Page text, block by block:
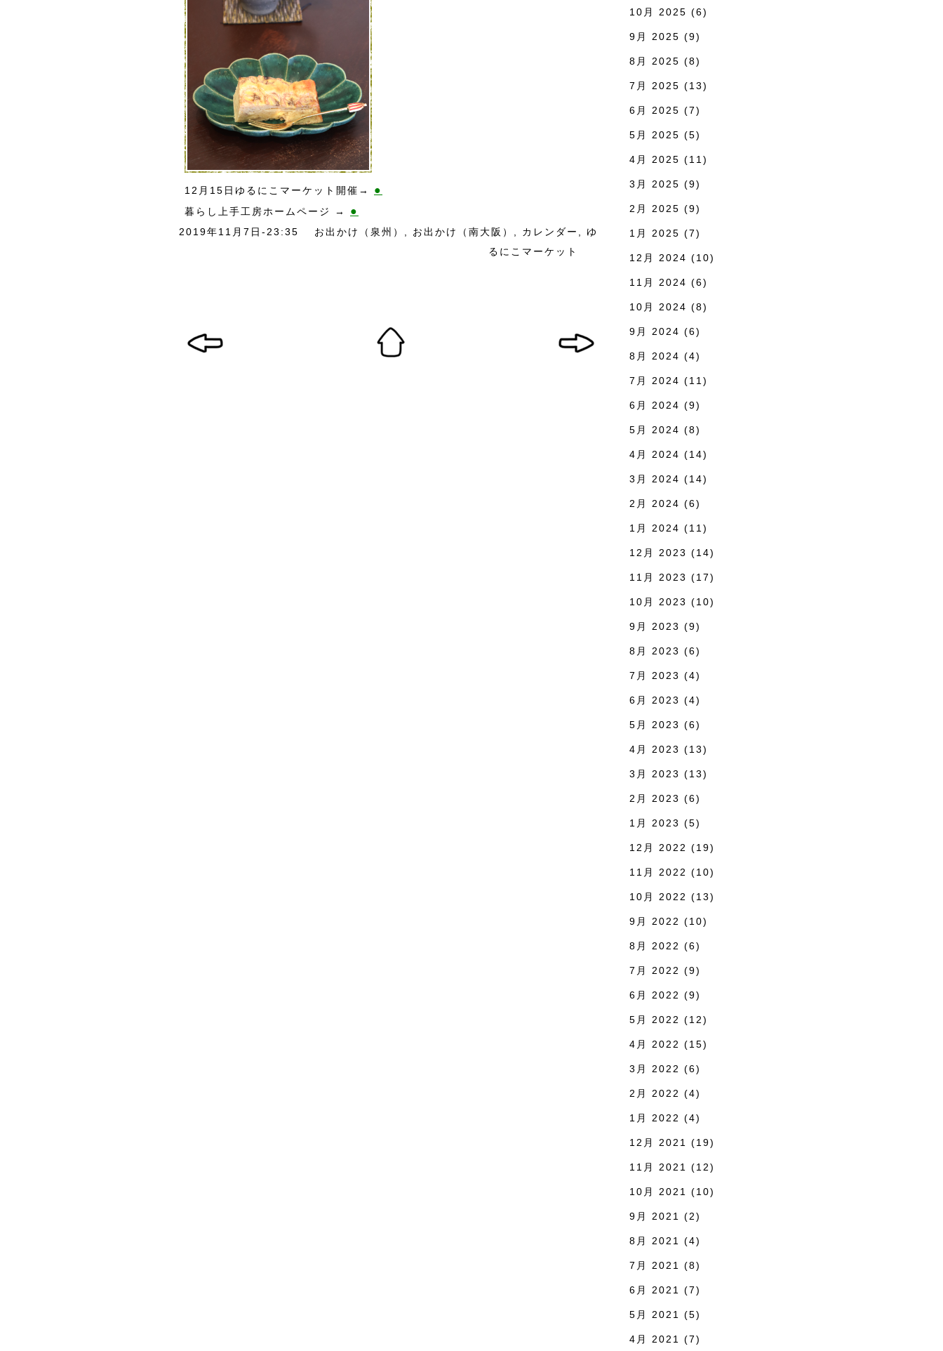
12月15日ゆるにこマーケット開催→ ●
暮らし上手工房ホームページ → ●
2019年11月7日-23:35 お出かけ（泉州） お出かけ（南大阪） カレンダー
ゆ
るにこマーケット
10月 2025 (6)
9月 2025 (9)
8月 2025 (8)
7月 2025 (13)
6月 2025 (7)
5月 2025 (5)
4月 2025 (11)
3月 2025 (9)
2月 2025 (9)
1月 2025 (7)
12月 2024 (10)
11月 2024 (6)
10月 2024 (8)
9月 2024 (6)
8月 2024 (4)
7月 2024 (11)
6月 2024 (9)
5月 2024 (8)
4月 2024 (14)
3月 2024 (14)
2月 2024 (6)
1月 2024 (11)
12月 2023 (14)
11月 2023 (17)
10月 2023 (10)
9月 2023 (9)
8月 2023 (6)
7月 2023 (4)
6月 2023 (4)
5月 2023 (6)
4月 2023 (13)
3月 2023 (13)
2月 2023 (6)
1月 2023 (5)
12月 2022 (19)
11月 2022 (10)
10月 2022 (13)
9月 2022 (10)
8月 2022 (6)
7月 2022 (9)
6月 2022 (9)
5月 2022 (12)
4月 2022 (15)
3月 2022 (6)
2月 2022 (4)
1月 2022 (4)
12月 2021 (19)
11月 2021 (12)
10月 2021 (10)
9月 2021 (2)
8月 2021 (4)
7月 2021 (8)
6月 2021 (7)
5月 2021 (5)
4月 2021 (7)